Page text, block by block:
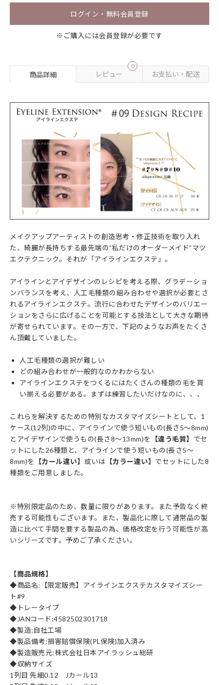
ログイン・無料会員登録
※ご購入には会員登録が必要です
商品詳細 レビュー
0
お支払い・配送
メイクアップアーティストの創造思考・修正技術を取り入れ
た、綺麗が長持ちする最先端の”私だけのオーダーメイド”マツ
エクテクニック。それが「アイラインエクステ」。
アイラインとアイデザインのレシピを考える際、グラデーショ
ンバランスを考え、人工毛種類の組み合わせや選択が必要とさ
れるアイラインエクステ。流行に合わせたデザインのバリエー
ションをさらに広げることを可能とする技法として大きな期待
が寄せられています。その一方で、下記のようなお声をたくさ
ん頂戴していました。
人工毛種類の選択が難しい
どの組み合わせが一般的なのかわからない
アイラインエクステをつくるにはたくさんの種類の毛を買
い揃える必要がある。まずは練習したいだけなのに、、、
これらを解決するための特別なカスタマイズシートとして、1
ケース(12列)の中に、アイラインで使う短いもの(長さ5〜8mm)
とアイデザインで使うもの(長さ8〜13mm)を 【違う毛質】 でセ
ットにした26種類と、アイラインで使う短いもの(長さ5〜
8mm)を 【カール違い】 或いは 【カラー違い】 でセットにした8
種類をご用意しました。
※特別限定品のため、数量に限りがあります。また予告なく終
売する可能性もございます。また、製品化に際して通常品の製
造に比べて手間を要する製品の為、価格改定を行う可能性が高
いシリーズです。予めご了承ください。
【商品規格】
◆商品名:【限定販売】アイラインエクステカスタマイズシー
ト#9
◆トレータイプ
◆JANコード:4582502301718
◆製造:自社工場
◆製品備考:損害賠償保険(PL保険)加入済み
◆製造販売元:株式会社日本アイラッシュ総研
◆収納サイズ
1列目 先細0.12 Jカール13